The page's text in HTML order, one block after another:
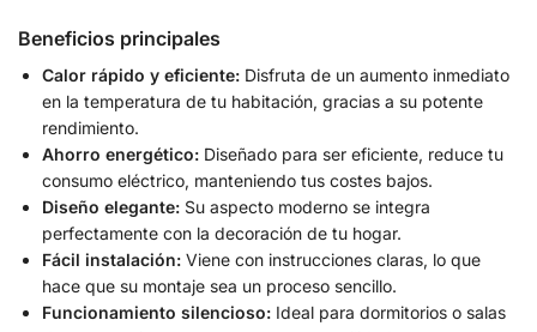
Beneficios principales
Calor rápido y eficiente: Disfruta de un aumento inmediato
en la temperatura de tu habitación, gracias a su potente
rendimiento.
Ahorro energético: Diseñado para ser eficiente, reduce tu
consumo eléctrico, manteniendo tus costes bajos.
Diseño elegante: Su aspecto moderno se integra
perfectamente con la decoración de tu hogar.
Fácil instalación: Viene con instrucciones claras, lo que
hace que su montaje sea un proceso sencillo.
Funcionamiento silencioso: Ideal para dormitorios o salas